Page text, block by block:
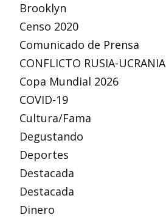
Brooklyn
Censo 2020
Comunicado de Prensa
CONFLICTO RUSIA-UCRANIA
Copa Mundial 2026
COVID-19
Cultura/Fama
Degustando
Deportes
Destacada
Destacada
Dinero